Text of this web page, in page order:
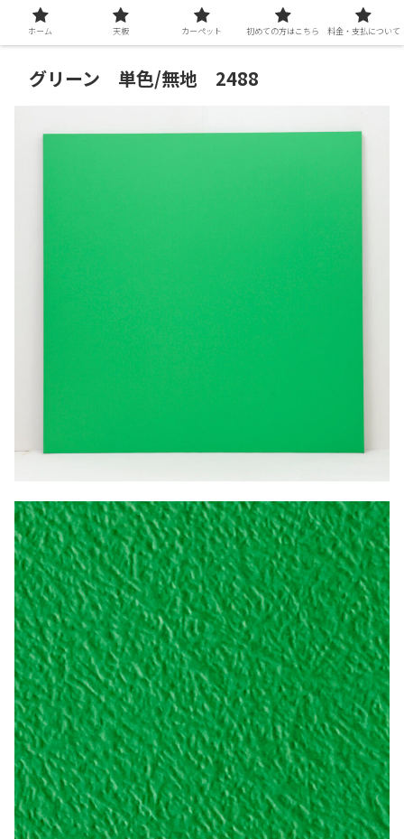
グリーン 単色/無地 2488
ホーム 天板 カーペット 初めての方はこちら 料金・支払について